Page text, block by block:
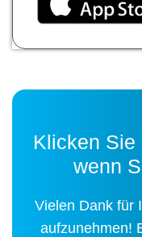
Klicken Sie
wenn
Vielen Dank für
aufzunehmen!